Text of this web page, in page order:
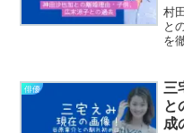
村
と
を
俳優
三
と
成